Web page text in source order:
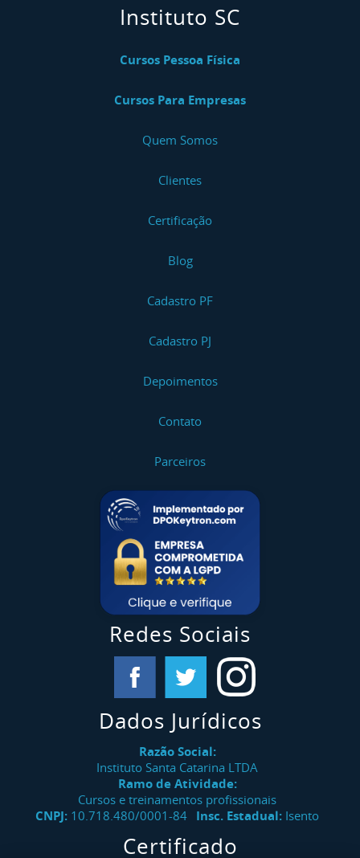
Instituto SC
Cursos Pessoa Física
Cursos Para Empresas
Quem Somos
Clientes
Certificação
Blog
Cadastro PF
Cadastro PJ
Depoimentos
Contato
Parceiros
Redes Sociais
Dados Jurídicos
Razão Social:
Instituto Santa Catarina LTDA
Ramo de Atividade:
Cursos e treinamentos profissionais
CNPJ: 10.718.480/0001-84 Insc. Estadual: Isento
Certificado